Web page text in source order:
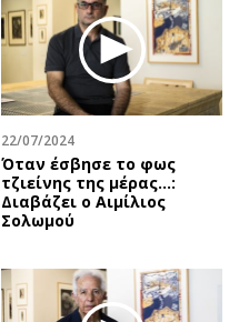
Οικονομία
Γενικά
Αναδρομές
Πρόσωπα
Περιβάλλον
Good Life
Γυναίκα
Ταξίδια
Συνταγές
22/07/2024
Όταν έσβησε το φως
τζιείνης της μέρας…:
Διαβάζει ο Αιμίλιος
Σολωμού